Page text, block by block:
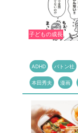
子どもの成長
ADHD バトン社
本田秀夫 漫画